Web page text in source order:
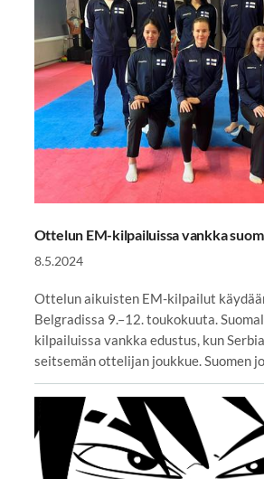
Ottelun EM-kilpailuissa vankka
8.5.2024
Ottelun aikuisten EM-kilpailut
Belgradissa 9.–12. toukokuuta.
kilpailuissa vankka edustus, kun
seitsemän ottelijan joukkue. Suomen